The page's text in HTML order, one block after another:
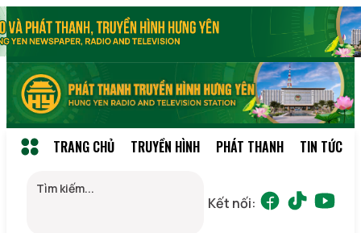
TRANG CHỦ TRUYỀN HÌNH PHÁT THANH TIN TỨC
Kết nối: